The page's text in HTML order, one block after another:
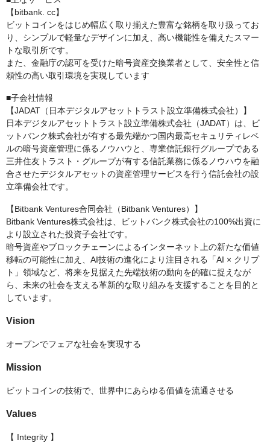
【bitbank. cc】
ビットコインをはじめ幅広く取り揃えた豊富な銘柄を取り扱ってお
り、シンプルで軽量なデザインに加え、高い機能性を備えたスマー
トな取引所です。
また、金融庁の認可を受けた暗号資産交換業者として、安全性と信
頼性の高い取引環境を実現しています
■子会社情報
【JADAT（日本デジタルアセットトラスト設立準備株式会社）】
日本デジタルアセットトラスト設立準備株式会社（JADAT）は、ビ
ットバンク株式会社が有する最先端かつ国内最高セキュリティレベ
ルの暗号資産管理に係るノウハウと、専業信託銀行グループである
三井住友トラスト・グループが有する信託業務に係るノウハウを融
合させたデジタルアセットの資産管理サービスを行う信託会社の設
立準備会社です。
【Bitbank Ventures合同会社（Bitbank Ventures）】
Bitbank Ventures株式会社は、ビットバンク株式会社の100%出資に
より設立された投資子会社です。
暗号資産やブロックチェーンによるインターネット上の新たな価値
移転の可能性に加え、AI技術の進化により注目される「AI × クリプ
ト」領域など、将来を見据えた先端技術の動向を的確に捉えなが
ら、未来の社会を支える革新的な取り組みを支援することを目的と
しています。
Vision
オープンでフェアな社会を実現する
Mission
ビットコインの技術で、世界中にあらゆる価値を流通させる
Values
【 Integrity 】